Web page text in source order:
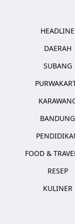
HEADLINE
DAERAH
SUBANG
BANDUNG
FOOD &
RESEP
KULINER